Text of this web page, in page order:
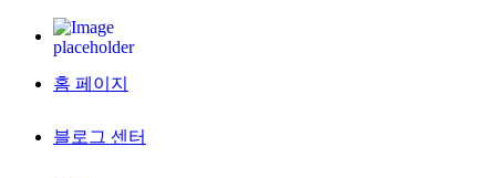
홈 페이지
블로그 센터